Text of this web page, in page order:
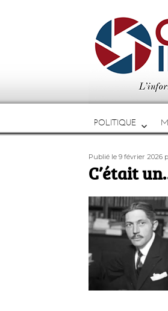
POLITIQUE
Publié
le
Publié le 9 février 2026
C’était